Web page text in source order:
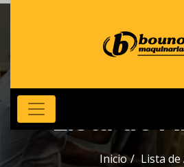
Lista de
Inicio Lista